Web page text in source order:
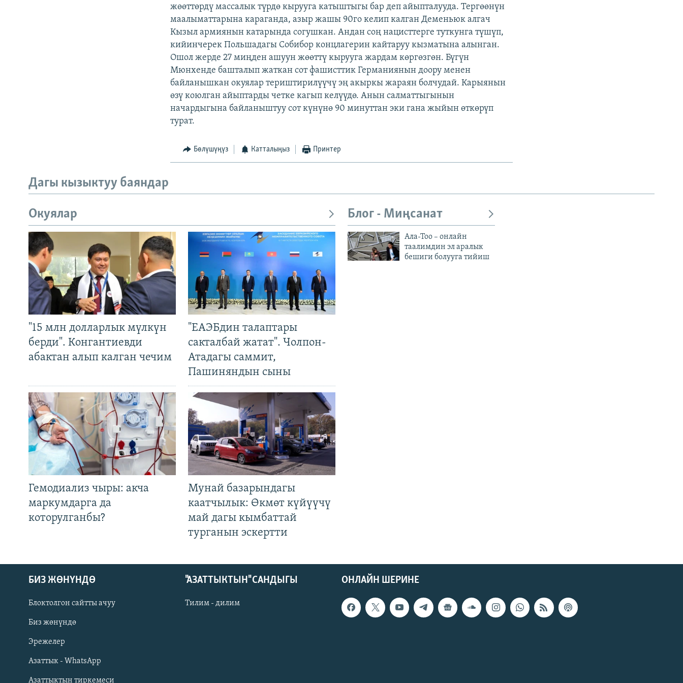
Русский
ОНЛАЙН ШЕРИНЕ
жөөттөрдү массалык түрдө кырууга катыштыгы бар деп айыпталууда. Тергөөнүн
маалыматтарына караганда, азыр жашы 90го келип калган Деменьюк алгач
Кызыл армиянын катарында согушкан. Андан соң нацисттерге туткунга түшүп,
кийинчерек Польшадагы Собибор концлагерин кайтаруу кызматына алынган.
Ошол жерде 27 миңден ашуун жөөттү кырууга жардам көргөзгөн. Бүгүн
Мюнхенде башталып жаткан сот фашисттик Германиянын доору менен
байланышкан окуялар териштирилүүчү эң акыркы жараян болчудай. Карыянын
өзү коюлган айыптарды четке кагып келүүдө. Анын салматтыгынын
начардыгына байланыштуу сот күнүнө 90 минуттан эки гана жыйын өткөрүп
турат.
Бөлүшүңүз Катталыңыз Принтер
Дагы кызыктуу баяндар
Окуялар
"15 млн долларлык мүлкүн
берди". Конгантиевди
абактан алып калган чечим
"ЕАЭБдин талаптары
сакталбай жатат". Чолпон-
Атадагы саммит,
Пашиняндын сыны
Гемодиализ чыры: акча
маркумдарга да
которулганбы?
Мунай базарындагы
каатчылык: Өкмөт күйүүчү
май дагы кымбаттай
турганын эскертти
Блог - Миңсанат
Ала-Тоо – онлайн
таалимдин эл аралык
бешиги болууга тийиш
ОНЛАЙН ШЕРИНЕ
БИЗ ЖӨНҮНДӨ
Блоктолгон сайтты ачуу
Биз жөнүндө
Эрежелер
Азаттык - WhatsApp
Азаттыктын тиркемеси
"АЗАТТЫКТЫН" САНДЫГЫ
Тилим - дилим